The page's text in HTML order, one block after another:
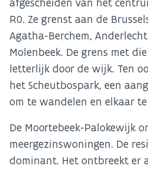
R0. Ze grenst aan de
Agatha-Berchem,
Molenbeek. De grens met
letterlijk door de wijk. Ten
het Scheutbospark, een
om te wandelen en elkaar
De Moortebeek-Palokewijk
meergezinswoningen. De
dominant. Het ontbreekt er